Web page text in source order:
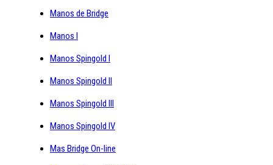
Manos de Bridge
Manos I
Manos Spingold I
Manos Spingold II
Manos Spingold III
Manos Spingold IV
Mas Bridge On-line